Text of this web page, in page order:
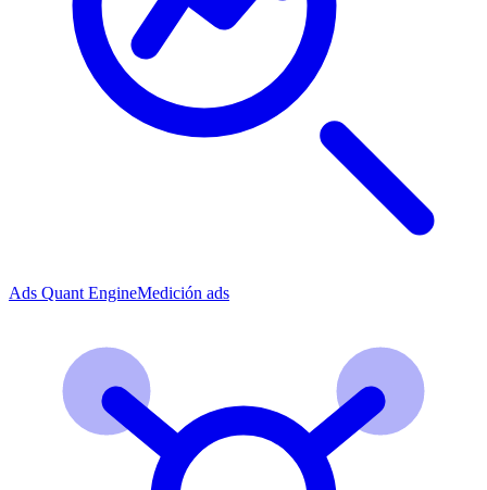
Ads Quant EngineMedición ads